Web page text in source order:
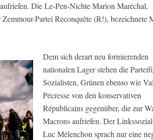
Die Le-Pen-Nichte Marion Maréchal,
Partei Reconquête (R!), bezeichnete
Dem sich derart neu formierenden
nationalen Lager stehen die
Sozialisten, Grünen ebenso wie
Pécresse von den konservativen
Républicains gegenüber, die zur
Macrons aufriefen. Der
Luc Mélenchon sprach nur eine